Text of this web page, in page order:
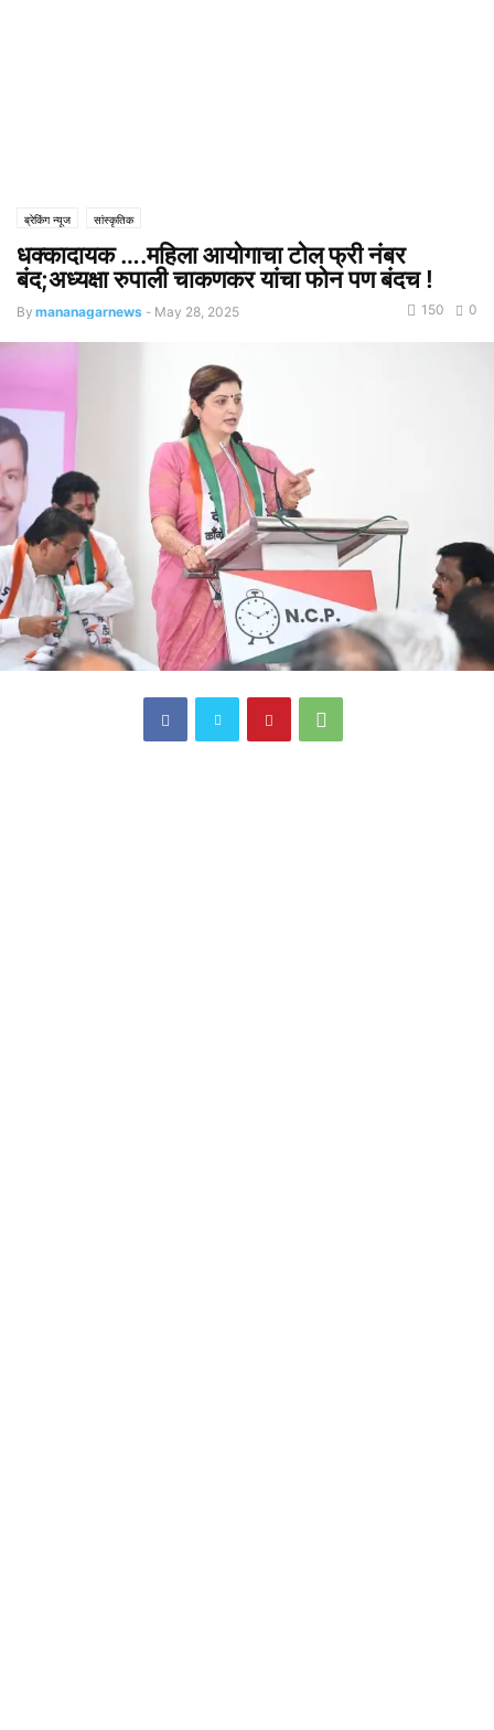
ब्रेकिंग न्यूज सांस्कृतिक
धक्कादायक ….महिला आयोगाचा टोल फ्री नंबर
बंद;अध्यक्षा रुपाली चाकणकर यांचा फोन पण बंदच !
By mananagarnews - May 28, 2025 0
150